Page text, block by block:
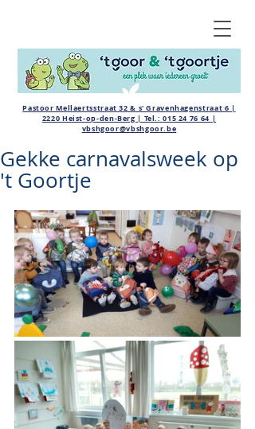
Pastoor Mellaertsstraat 32 & s' Gravenhagenstraat 6 |
2220 Heist-op-den-Berg | Tel.:015 24 76 64 |
vbshgoor@vbshgoor.be
Gekke carnavalsweek op
't Goortje